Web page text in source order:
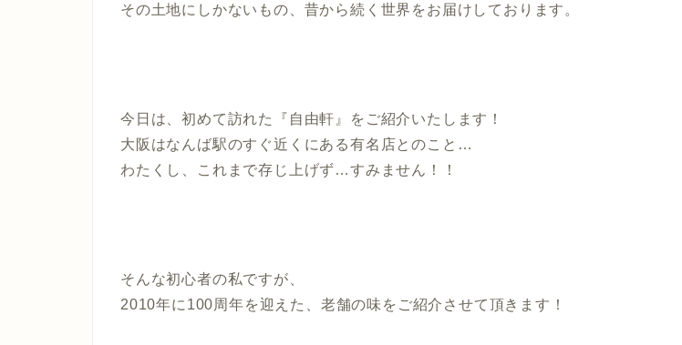
その土地にしかないもの、昔から続く世界をお届けしております。
今日は、初めて訪れた『自由軒』をご紹介いたします！
大阪はなんば駅のすぐ近くにある有名店とのこと…
わたくし、これまで存じ上げず…すみません！！
そんな初心者の私ですが、
2010年に100周年を迎えた、老舗の味をご紹介させて頂きます！